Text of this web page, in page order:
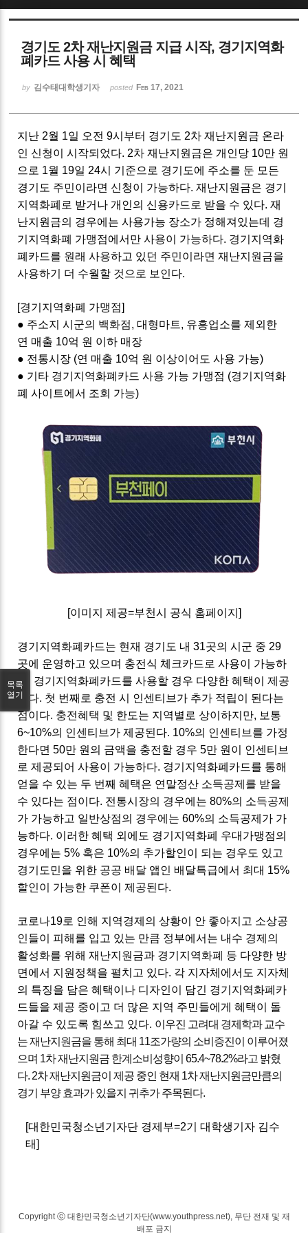
경기도 2차 재난지원금 지급 시작, 경기지역화
폐카드 사용 시 혜택
by 김수태대학생기자 posted Feb 17, 2021
지난 2월 1일 오전 9시부터 경기도 2차 재난지원금 온라
인 신청이 시작되었다. 2차 재난지원금은 개인당 10만 원
으로 1월 19일 24시 기준으로 경기도에 주소를 둔 모든
경기도 주민이라면 신청이 가능하다. 재난지원금은 경기
지역화폐로 받거나 개인의 신용카드로 받을 수 있다. 재
난지원금의 경우에는 사용가능 장소가 정해져있는데 경
기지역화폐 가맹점에서만 사용이 가능하다. 경기지역화
폐카드를 원래 사용하고 있던 주민이라면 재난지원금을
사용하기 더 수월할 것으로 보인다.
[경기지역화폐 가맹점]
● 주소지 시군의 백화점, 대형마트, 유흥업소를 제외한
연 매출 10억 원 이하 매장
● 전통시장 (연 매출 10억 원 이상이어도 사용 가능)
● 기타 경기지역화폐카드 사용 가능 가맹점 (경기지역화
폐 사이트에서 조회 가능)
[이미지 제공=부천시 공식 홈페이지]
경기지역화폐카드는 현재 경기도 내 31곳의 시군 중 29
곳에 운영하고 있으며 충전식 체크카드로 사용이 가능하
다. 경기지역화폐카드를 사용할 경우 다양한 혜택이 제공
된다. 첫 번째로 충전 시 인센티브가 추가 적립이 된다는
점이다. 충전혜택 및 한도는 지역별로 상이하지만, 보통
6~10%의 인센티브가 제공된다. 10%의 인센티브를 가정
한다면 50만 원의 금액을 충전할 경우 5만 원이 인센티브
로 제공되어 사용이 가능하다. 경기지역화폐카드를 통해
얻을 수 있는 두 번째 혜택은 연말정산 소득공제를 받을
수 있다는 점이다. 전통시장의 경우에는 80%의 소득공제
가 가능하고 일반상점의 경우에는 60%의 소득공제가 가
능하다. 이러한 혜택 외에도 경기지역화폐 우대가맹점의
경우에는 5% 혹은 10%의 추가할인이 되는 경우도 있고
경기도민을 위한 공공 배달 앱인 배달특급에서 최대 15%
할인이 가능한 쿠폰이 제공된다.
코로나19로 인해 지역경제의 상황이 안 좋아지고 소상공
인들이 피해를 입고 있는 만큼 정부에서는 내수 경제의
활성화를 위해 재난지원금과 경기지역화폐 등 다양한 방
면에서 지원정책을 펼치고 있다. 각 지자체에서도 지자체
의 특징을 담은 혜택이나 디자인이 담긴 경기지역화폐카
드들을 제공 중이고 더 많은 지역 주민들에게 혜택이 돌
아갈 수 있도록 힘쓰고 있다. 이우진 고려대 경제학과 교수
는 재난지원금을 통해 최대 11조가량의 소비증진이 이루어졌
으며 1차 재난지원금 한계소비성향이 65.4~78.2%라고 밝혔
다. 2차 재난지원금이 제공 중인 현재 1차 재난지원금만큼의
경기 부양 효과가 있을지 귀추가 주목된다.
[대한민국청소년기자단 경제부=2기 대학생기자 김수
태]
Copyright ⓒ 대한민국청소년기자단(www.youthpress.net), 무단 전재 및 재
배포 금지
목록
열기
Sketchbook5, 스케치북5
Sketchbook5, 스케치북5